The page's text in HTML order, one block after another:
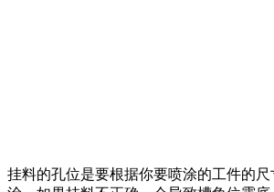
挂料的孔位是要根据你要喷涂的工件的